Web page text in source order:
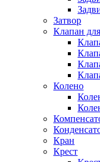
Затвор
Клапан
Колено
Кран
Крест